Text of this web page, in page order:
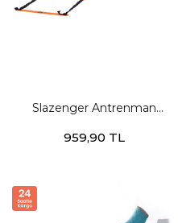
Slazenger Antrenman
Futbol Aksesuarları
959,90 TL